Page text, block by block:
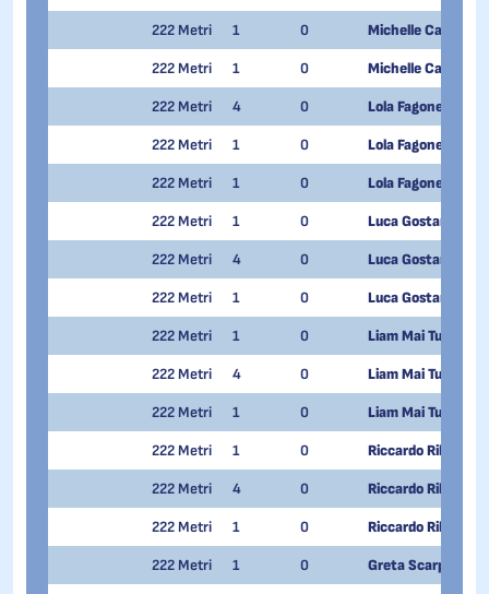
222 Metri 1 0 Michelle
222 Metri 1 0 Michelle
222 Metri 4 0 Lola Fagone
222 Metri 1 0 Lola Fagone
222 Metri 1 0 Lola Fagone
222 Metri 1 0 Luca Gostantini
222 Metri 4 0 Luca Gostantini
222 Metri 1 0 Luca Gostantini
222 Metri 1 0 Liam Mai Tuan
222 Metri 4 0 Liam Mai Tuan
222 Metri 1 0 Liam Mai Tuan
222 Metri 1 0 Riccardo Ribodino
222 Metri 4 0 Riccardo Ribodino
222 Metri 1 0 Riccardo Ribodino
222 Metri 1 0 Greta Scarpellini